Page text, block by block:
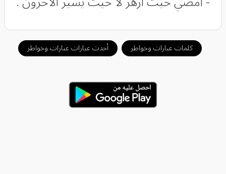
كلمات عبارات وخواطر أحدث عبارات عبارات وخواطر